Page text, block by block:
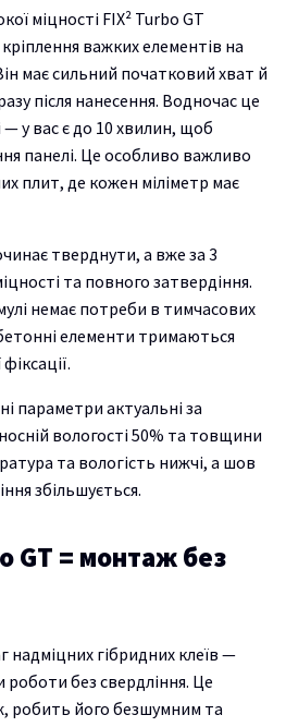
міцності FIX² Turbo GT
важких елементів на
має сильний початковий хват й
після нанесення. Водночас це
у вас є до 10 хвилин, щоб
панелі. Це особливо важливо
плит, де кожен міліметр має
тверднути, а вже за 3
та повного затвердіння.
немає потреби в тимчасових
елементи тримаються
параметри актуальні за
вологості 50% та товщини
та вологість нижчі, а шов
збільшується.
GT = монтаж без
надміцних гібридних клеїв —
без свердління. Це
робить його безшумним та